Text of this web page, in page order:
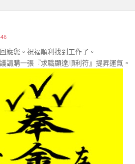
應您。祝福順利找到工作了。
請購一張『求職顯達順利符』提昇運氣。